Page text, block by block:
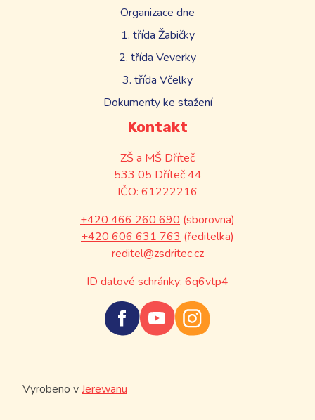
Organizace dne
1. třída Žabičky
2. třída Veverky
3. třída Včelky
Dokumenty ke stažení
Kontakt
ZŠ a MŠ Dříteč
533 05 Dříteč 44
IČO: 61222216
+420 466 260 690 (sborovna)
+420 606 631 763 (ředitelka)
reditel@zsdritec.cz
ID datové schránky: 6q6vtp4
Vyrobeno vJerewanu